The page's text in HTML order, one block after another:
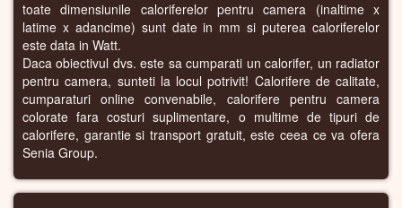
toate dimensiunile caloriferelor pentru camera (inaltime x
latime x adancime) sunt date in mm si puterea caloriferelor
este data in Watt.
Daca obiectivul dvs. este sa cumparati un calorifer, un radiator
pentru camera, sunteti la locul potrivit! Calorifere de calitate,
cumparaturi online convenabile, calorifere pentru camera
colorate fara costuri suplimentare, o multime de tipuri de
calorifere, garantie si transport gratuit, este ceea ce va ofera
Senia Group.